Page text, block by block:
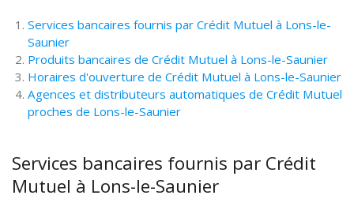
Services bancaires fournis par Crédit Mutuel à Lons-le-
Saunier
Produits bancaires de Crédit Mutuel à Lons-le-Saunier
Horaires d'ouverture de Crédit Mutuel à Lons-le-Saunier
Agences et distributeurs automatiques de Crédit Mutuel
proches de Lons-le-Saunier
Services bancaires fournis par Crédit
Mutuel à Lons-le-Saunier